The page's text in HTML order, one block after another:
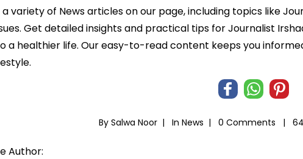
variety of News articles on our page, including topics like
Get detailed insights and practical tips for Journalist
a healthier life. Our easy-to-read content keeps you
By Salwa Noor | In News | 0 Comments |
Author: